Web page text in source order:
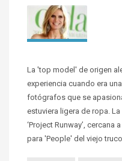
La 'top model' de origen
experiencia cuando era
fotógrafos que se
estuviera ligera de ropa.
‘Project Runway’, cercana
para 'People' del viejo